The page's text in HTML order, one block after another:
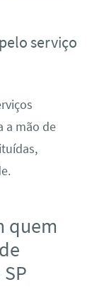
serviço
a mão de
quem